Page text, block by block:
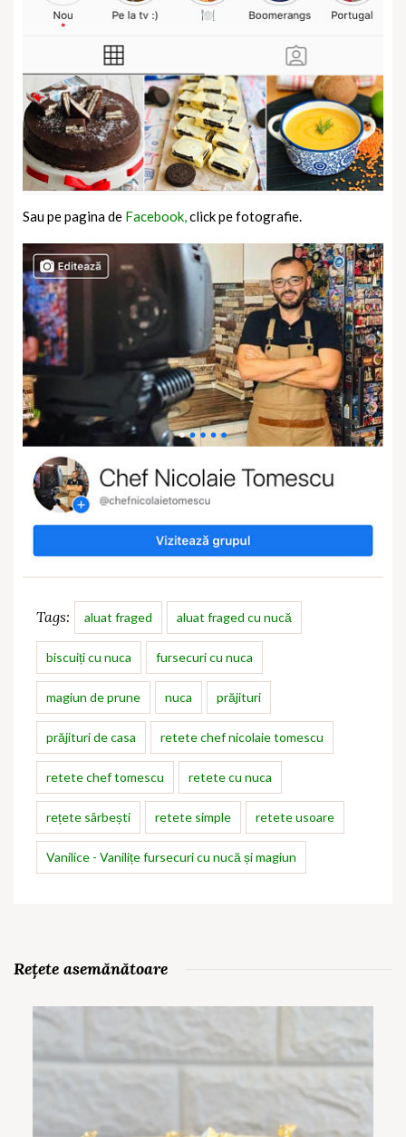
Sau pe pagina de Facebook,click pe fotografie.
Tags: aluat fraged aluat fraged cu nucă
biscuiți cu nuca fursecuri cu nuca
magiun de prune nuca prăjituri
prăjituri de casa retete chef nicolaie tomescu
retete chef tomescu retete cu nuca
rețete sârbești retete simple retete usoare
Vanilice - Vanilițe fursecuri cu nucă și magiun
Rețete asemănătoare